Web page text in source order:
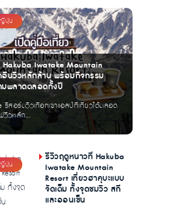
Hakuba Iwatake Mountain
อินวิวหลักล้าน พร้อมกิจกรรม
มพลาดตลอดทั้งปี
รีสอร์ตวิวเทือกเขาแอลป์ที่เที่ยวได้ตลอด
วิวหลัก...
รีวิวฤดูหนาวที่ Hakuba
Iwatake Mountain
Resort เที่ยวฮาคุบะแบบ
จัดเต็ม ทั้งจุดชมวิว สกี
และออนเซ็น